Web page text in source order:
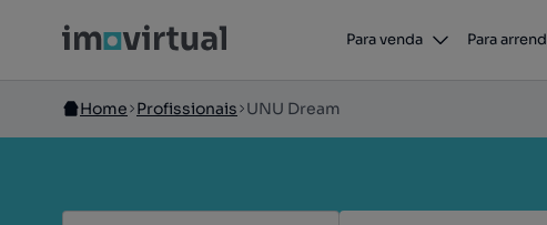
Para venda Para
Home Profissionais UNU Dream